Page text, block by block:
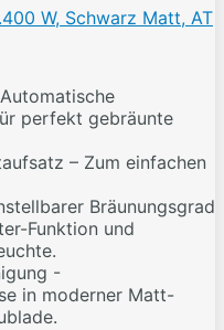
W, Schwarz Matt, AT
perfekt gebräunte
– Zum einfachen
Bräunungsgrad
Funktion und
-
in moderner Matt-